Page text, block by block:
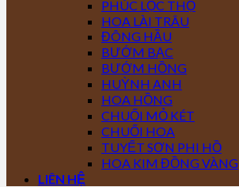
PHÚC LỘC THỌ
HOA LÀI TRÂU
ĐÔNG HẦU
BƯỚM BẠC
BƯỚM HỒNG
HUỲNH ANH
HOA HỒNG
CHUỐI MỎ KÉT
CHUỐI HOA
TUYẾT SƠN PHI HỒ
HOA KIM ĐỒNG VÀNG
LIÊN HỆ